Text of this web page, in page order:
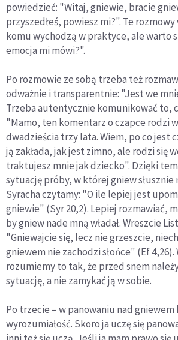
powiedzieć: "Witaj, gniewie, bracie
przyszedłeś, powiesz mi?". Te
komu wychodzą w praktyce, ale warto
emocja mi mówi?".
Po rozmowie ze sobą trzeba też
odważnie i transparentnie: "Jest we
Trzeba autentycznie komunikować to,
"Mamo, ten komentarz o czapce rodzi
dwadzieścia trzy lata. Wiem, po co jest
ją zakłada, jak jest zimno, ale rodzi się
traktujesz mnie jak dziecko". Dzięki
sytuację próby, w której gniew słusznie
Syracha czytamy: "O ile lepiej jest
gniewie" (Syr 20,2). Lepiej rozmawiać,
by gniew nade mną władał. Wreszcie
"Gniewajcie się, lecz nie grzeszcie,
gniewem nie zachodzi słońce" (Ef
rozumiemy to tak, że przed snem
sytuację, a nie zamykać ją w sobie.
Po trzecie – w panowaniu nad
wyrozumiałość. Skoro ja uczę się